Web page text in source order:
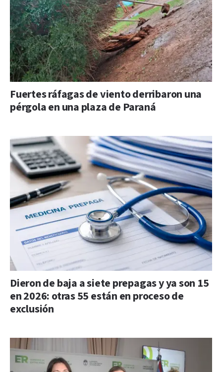
Fuertes ráfagas de viento derribaron una
pérgola en una plaza de Paraná
Dieron de baja a siete prepagas y ya son 15
en 2026: otras 55 están en proceso de
exclusión